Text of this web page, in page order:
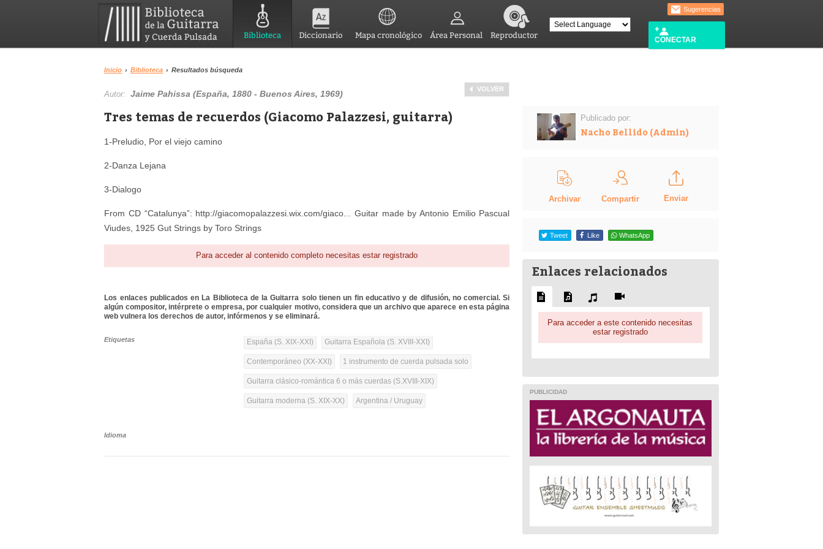
Biblioteca Diccionario Mapa cronológico Área Personal Reproductor
Sugerencias
CONECTAR
Inicio › Biblioteca › Resultados búsqueda
VOLVER
Autor:Jaime Pahissa (España, 1880 - Buenos Aires, 1969)
Tres temas de recuerdos (Giacomo Palazzesi, guitarra)
1-Preludio, Por el viejo camino
2-Danza Lejana
3-Dialogo
From CD “Catalunya”: http://giacomopalazzesi.wix.com/giaco... Guitar made by Antonio Emilio Pascual
Viudes, 1925 Gut Strings by Toro Strings
Para acceder al contenido completo necesitas estar registrado
Los enlaces publicados en La Biblioteca de la Guitarra solo tienen un fin educativo y de difusión, no comercial. Si
algún compositor, intérprete o empresa, por cualquier motivo, considera que un archivo que aparece en esta página
web vulnera los derechos de autor, infórmenos y se eliminará.
Etiquetas España (S. XIX-XXI) Guitarra Española (S. XVIII-XXI)
Contemporáneo (XX-XXI) 1 instrumento de cuerda pulsada solo
Guitarra clásico-romántica 6 o más cuerdas (S.XVIII-XIX)
Guitarra moderna (S. XIX-XX) Argentina / Uruguay
Idioma
Publicado por:
Nacho Bellido (Admin)
Archivar Compartir Enviar
Tweet Like WhatsApp
Enlaces relacionados
Para acceder a este contenido necesitas
estar registrado
PUBLICIDAD